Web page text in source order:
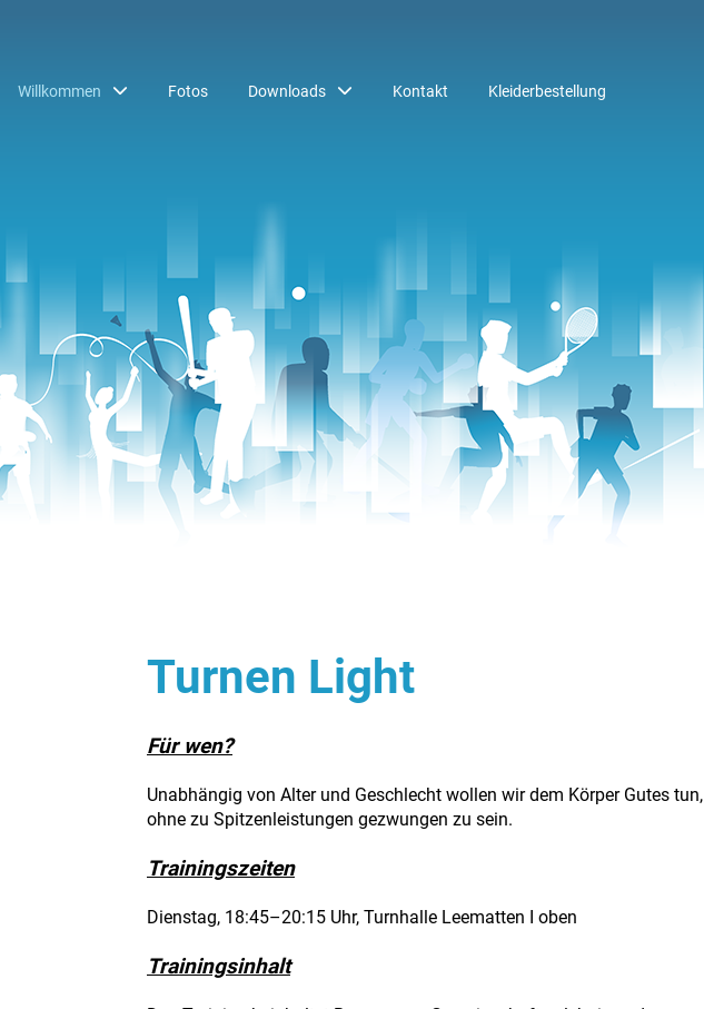
Willkommen Fotos Downloads Kontakt Kleiderbestellung
Turnen Light
Für wen?
Unabhängig von Alter und Geschlecht wollen wir dem Körper Gutes tun,
ohne zu Spitzenleistungen gezwungen zu sein.
Trainingszeiten
Dienstag, 18:45–20:15 Uhr, Turnhalle Leematten I oben
Trainingsinhalt